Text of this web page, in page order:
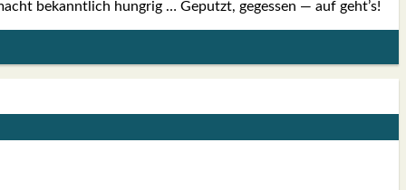
bekannt­lich hung­rig … Geputzt, geges­sen — auf geht’s!